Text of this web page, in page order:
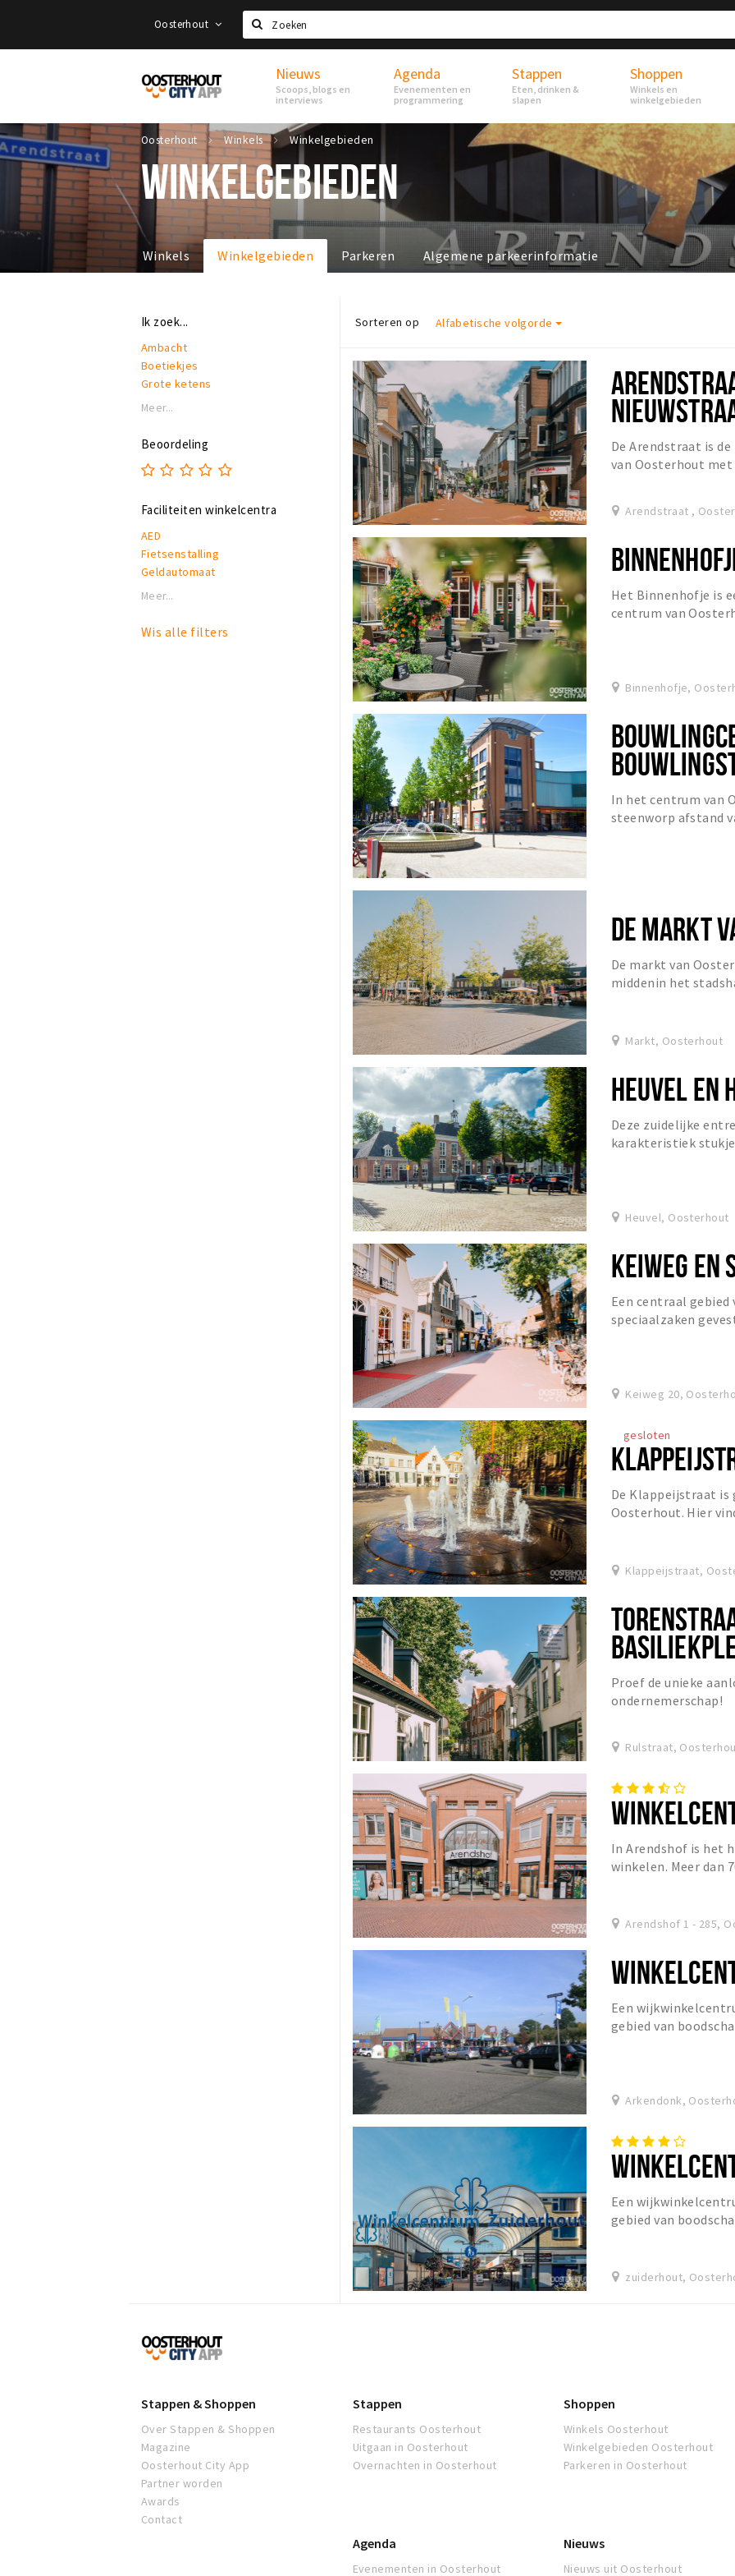
Oosterhout
Zoeken
Proef
Oosterhout
Nieuws
Scoops, blogs en
interviews
Agenda
Evenementen en
programmering
Stappen
Eten, drinken &
slapen
Shoppen
Winkels en
winkelgebieden
Oosterhout Winkels Winkelgebieden
WINKELGEBIEDEN
Winkels Winkelgebieden Parkeren Algemene parkeerinformatie
Ik zoek...
Ambacht
Boetiekjes
Grote ketens
Horeca
Overdekt shoppen
Meer...
Beoordeling
Faciliteiten winkelcentra
AED
Fietsenstalling
Geldautomaat
Honden toegestaan
Toiletten
Meer...
Wis alle filters
Sorteren op Alfabetische volgorde
De Arendstraat is
van Oosterhout met
Arendstraat ,
Het Binnenhofje is
centrum van
Binnenhofje,
In het centrum van
steenworp afstand
DE MARKT
De markt van
middenin het
Markt, Oosterhout
HEUVEL EN
Deze zuidelijke
karakteristiek
Heuvel, Oosterhout
KEIWEG EN
Een centraal
speciaalzaken
Keiweg 20,
gesloten
De Klappeijstraat is
Oosterhout. Hier
Klappeijstraat,
RULSTRAAT,
Proef de unieke
ondernemerschap!
Rulstraat,
In Arendshof is het
winkelen. Meer dan
Arendshof 1 - 285,
Een
gebied van
Arkendonk,
Een
gebied van
zuiderhout,
Proef
Oosterhout
Stappen & Shoppen
Over Stappen & Shoppen
Magazine
Oosterhout City App
Partner worden
Awards
Contact
Stappen
Restaurants Oosterhout
Uitgaan in Oosterhout
Overnachten in Oosterhout
Shoppen
Winkels Oosterhout
Winkelgebieden Oosterhout
Parkeren in Oosterhout
Agenda
Evenementen in Oosterhout
Nieuws
Nieuws uit Oosterhout